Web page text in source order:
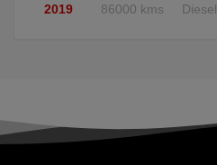
2019 86000 kms Diesel